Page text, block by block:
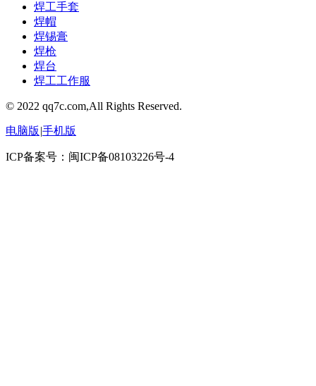
焊工手套
焊帽
焊锡膏
焊枪
焊台
焊工工作服
© 2022 qq7c.com,All Rights Reserved.
电脑版 |手机版
ICP备案号：闽ICP备08103226号-4